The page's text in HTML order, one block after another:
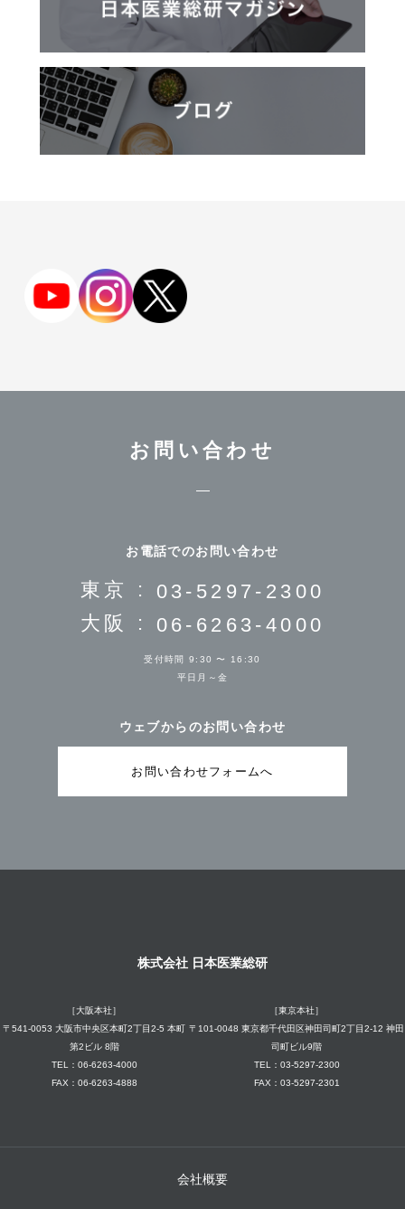
お問い合わせ
お電話でのお問い合わせ
東京 : 03-5297-2300
大阪 : 06-6263-4000
受付時間 9:30 〜 16:30
平日月～金
ウェブからのお問い合わせ
お問い合わせフォームへ
株式会社 日本医業総研
［大阪本社］
〒541-0053 大阪市中央区本町2丁目2-5 本町
第2ビル 8階
TEL：06-6263-4000
FAX：06-6263-4888
［東京本社］
〒101-0048 東京都千代田区神田司町2丁目2-12 神田
司町ビル9階
TEL：03-5297-2300
FAX：03-5297-2301
会社概要